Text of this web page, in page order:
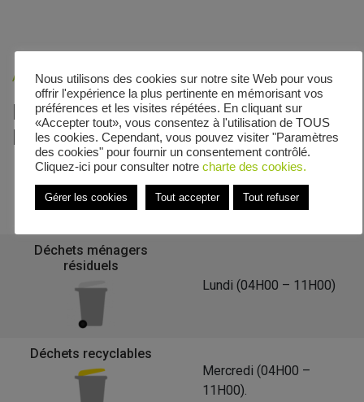
Accueil» Veolia - Zones de collecte» Rue Eugène Marquis
Le calendrier de collecte de Rue
Eugène Marquis
Retour à la liste des communes
Déchets ménagers
résiduels
Lundi (04H00 – 11H00)
Déchets recyclables
Mercredi (04H00 –
11H00).
Nous utilisons des cookies sur notre site Web pour vous
offrir l'expérience la plus pertinente en mémorisant vos
préférences et les visites répétées. En cliquant sur
«Accepter tout», vous consentez à l'utilisation de TOUS
les cookies. Cependant, vous pouvez visiter "Paramètres
des cookies" pour fournir un consentement contrôlé.
Cliquez-ici pour consulter notre charte des cookies.
Gérer les cookies Tout accepter Tout refuser